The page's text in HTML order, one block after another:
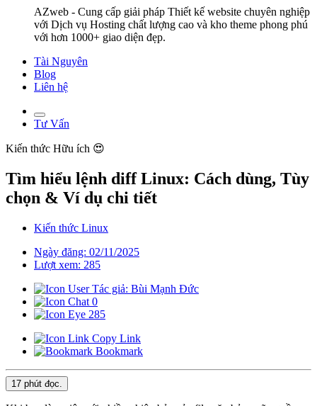
AZweb - Cung cấp giải pháp Thiết kế website chuyên nghiệp
với Dịch vụ Hosting chất lượng cao và kho theme phong phú
với hơn 1000+ giao diện đẹp.
Tài Nguyên
Blog
Liên hệ
Tư Vấn
Kiến thức Hữu ích 😍
Tìm hiểu lệnh diff Linux: Cách dùng, Tùy
chọn & Ví dụ chi tiết
Kiến thức Linux
Ngày đăng: 02/11/2025
Lượt xem: 285
Tác giả: Bùi Mạnh Đức
0
285
Copy Link
Bookmark
17 phút đọc.